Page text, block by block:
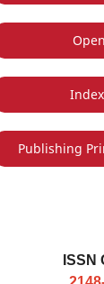
Publishing
ISSN